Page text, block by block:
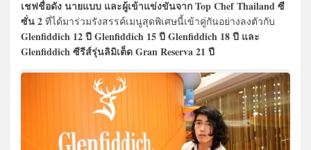
เชฟชื่อดัง นายแบบ และผู้เข้าแข่งขันจาก Top Chef Thailand ซี
ซั่น 2 ที่ได้มาร่วมรังสรรค์เมนูสุดพิเศษนี้เข้าคู่กันอย่างลงตัวกับ
Glenfiddich 12 ปี Glenfiddich 15 ปี Glenfiddich 18 ปี และ
Glenfiddich ซีรีส์รุ่นลิมิเต็ด Gran Reserva 21 ปี